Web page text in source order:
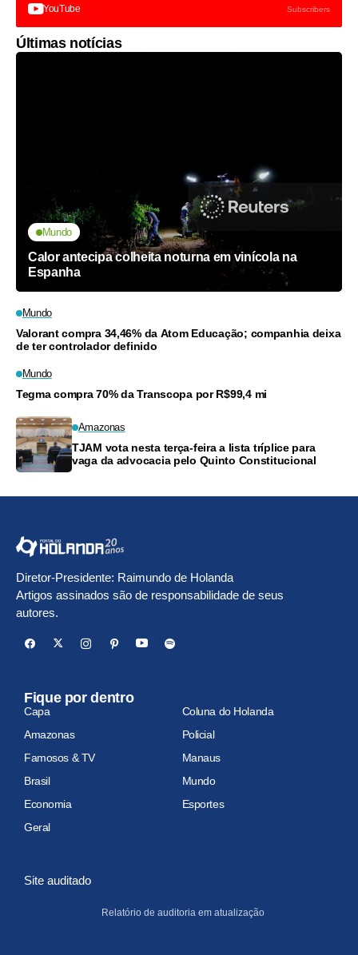
YouTube Subscribers
Últimas notícias
Mundo
Calor antecipa colheita noturna em vinícola na
Espanha
Mundo
Valorant compra 34,46% da Atom Educação; companhia deixa
de ter controlador definido
Mundo
Tegma compra 70% da Transcopa por R$99,4 mi
Amazonas
TJAM vota nesta terça-feira a lista tríplice para
vaga da advocacia pelo Quinto Constitucional
Diretor-Presidente: Raimundo de Holanda
Artigos assinados são de responsabilidade de seus
autores.
Fique por dentro
Capa
Coluna do Holanda
Amazonas
Policial
Famosos & TV
Manaus
Brasil
Mundo
Economia
Esportes
Geral
Site auditado
Relatório de auditoria em atualização